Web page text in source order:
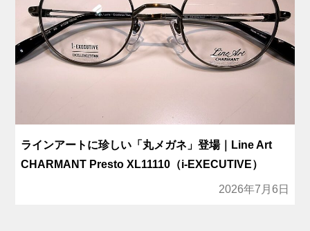
ラインアートに珍しい「丸メガネ」登場｜Line Art
CHARMANT Presto XL11110（i-EXECUTIVE）
2026年7月6日